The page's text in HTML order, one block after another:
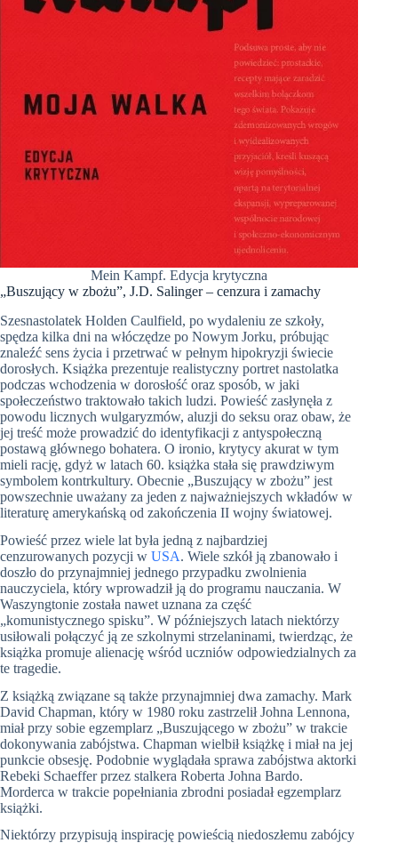
Mein Kampf. Edycja krytyczna
„Buszujący w zbożu”, J.D. Salinger – cenzura i zamachy
Szesnastolatek Holden Caulfield, po wydaleniu ze szkoły,
spędza kilka dni na włóczędze po Nowym Jorku, próbując
znaleźć sens życia i przetrwać w pełnym hipokryzji świecie
dorosłych. Książka prezentuje realistyczny portret nastolatka
podczas wchodzenia w dorosłość oraz sposób, w jaki
społeczeństwo traktowało takich ludzi. Powieść zasłynęła z
powodu licznych wulgaryzmów, aluzji do seksu oraz obaw, że
jej treść może prowadzić do identyfikacji z antyspołeczną
postawą głównego bohatera. O ironio, krytycy akurat w tym
mieli rację, gdyż w latach 60. książka stała się prawdziwym
symbolem kontrkultury. Obecnie „Buszujący w zbożu” jest
powszechnie uważany za jeden z najważniejszych wkładów w
literaturę amerykańską od zakończenia II wojny światowej.
Powieść przez wiele lat była jedną z najbardziej
cenzurowanych pozycji w USA. Wiele szkół ją zbanowało i
doszło do przynajmniej jednego przypadku zwolnienia
nauczyciela, który wprowadził ją do programu nauczania. W
Waszyngtonie została nawet uznana za część
„komunistycznego spisku”. W późniejszych latach niektórzy
usiłowali połączyć ją ze szkolnymi strzelaninami, twierdząc, że
książka promuje alienację wśród uczniów odpowiedzialnych za
te tragedie.
Z książką związane są także przynajmniej dwa zamachy. Mark
David Chapman, który w 1980 roku zastrzelił Johna Lennona,
miał przy sobie egzemplarz „Buszującego w zbożu” w trakcie
dokonywania zabójstwa. Chapman wielbił książkę i miał na jej
punkcie obsesję. Podobnie wyglądała sprawa zabójstwa aktorki
Rebeki Schaeffer przez stalkera Roberta Johna Bardo.
Morderca w trakcie popełniania zbrodni posiadał egzemplarz
książki.
Niektórzy przypisują inspirację powieścią niedoszłemu zabójcy